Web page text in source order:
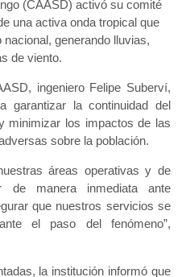
(CAASD) activó su comité
una activa onda tropical que
generando lluvias,
de viento.
ingeniero Felipe Suberví,
garantizar la continuidad del
minimizar los impactos de las
sobre la población.
áreas operativas y de
de manera inmediata ante
que nuestros servicios se
el paso del fenómeno”,
la institución informó que